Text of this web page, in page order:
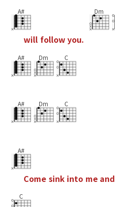
A#
will followyou.
Dm
A# Dm C
A# Dm C
A#
Come sink into me and
C